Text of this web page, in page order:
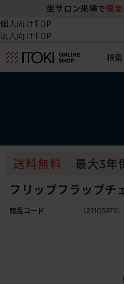
坐サロン来場で 限
個人向けTOP
法人向けTOP
検索
フリップフラップチ
商品コード （22105979）